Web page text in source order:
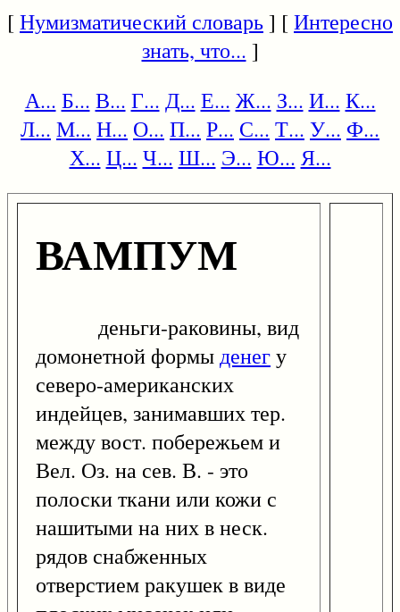
[Нумизматический словарь] [Интересно
знать, что... ]
А... Б... В... Г... Д... Е... Ж... З... И... К...
Л... М... Н... О... П... Р... С... Т... У... Ф...
Х... Ц... Ч... Ш... Э... Ю... Я...
ВАМПУМ
деньги-раковины, вид
домонетной формыденегу
северо-американских
индейцев, занимавших тер.
между вост. побережьем и
Вел. Оз. на сев. В. - это
полоски ткани или кожи с
нашитыми на них в неск.
рядов снабженных
отверстием ракушек в виде